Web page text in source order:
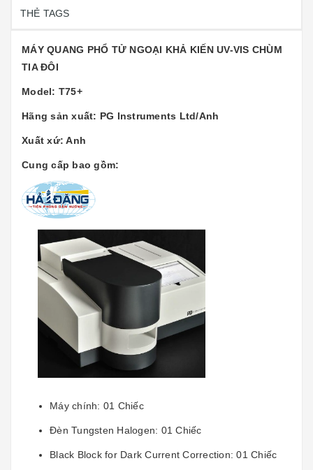
THẺ TAGS
MÁY QUANG PHỔ TỬ NGOẠI KHẢ KIẾN UV-VIS CHÙM
TIA ĐÔI
Model: T75+
Hãng sản xuất: PG Instruments Ltd/Anh
Xuất xứ: Anh
Cung cấp bao gồm:
Máy chính: 01 Chiếc
Đèn Tungsten Halogen: 01 Chiếc
Black Block for Dark Current Correction: 01 Chiếc